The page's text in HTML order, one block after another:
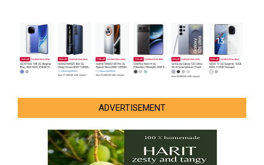
ADVERTISEMENT